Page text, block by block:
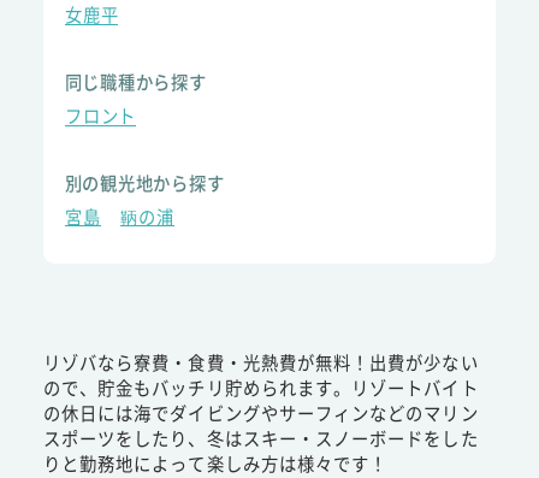
女鹿平
同じ職種から探す
フロント
別の観光地から探す
宮島
鞆の浦
リゾバなら寮費・食費・光熱費が無料！出費が少ない
ので、貯金もバッチリ貯められます。リゾートバイト
の休日には海でダイビングやサーフィンなどのマリン
スポーツをしたり、冬はスキー・スノーボードをした
りと勤務地によって楽しみ方は様々です！